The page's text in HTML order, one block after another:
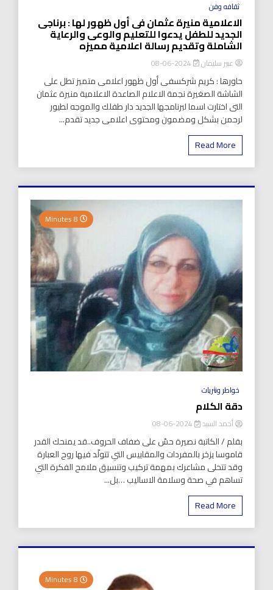
ثقافه وفن
الاعلامية منيرة عثمان فى أول ظهور لها : برناجى
الجديد للطفل يدعوا للتعليم والوعى والرعاية
الشاملة وتقديم رسالة اعلامية مميزه
عبير سليمان
حاورها : كريم شركسفى أول ظهور اعلامى متميز تطل على
الشاشة الصغيرة نجمة الاعلام الصاعدة الاعلامية منيرة عثمان
التى اختارت اسما لبرنامجها الجديد دار طفلك والموجه لطيور
لرحمن بشكل ومضمون ومحتوى اعلامى جديد تقدم...
Read More
خواطر ونثريات
دقة الكلام
أحمد السيد
بقلم / الكاتبة نصيرة حسّ على ضفاف الحروف..قد يمنحك القدر
قاموسا يزخر بالمفردات والمقاييس التي تتولّد فيها روح العبارة
وقد تتحلى مشاعرك بمهمة تركيب وتنسيق ملامح الفكرة التي
تساهم في صحة وسلامة الاساليب …بل...
Read More